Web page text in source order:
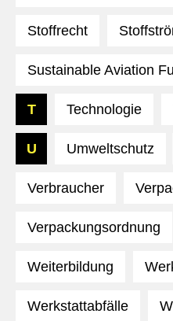
Stoffrecht
Sustainable Aviation
T Technologie
U Umweltschutz
Verbraucher
Verpackungsordnung
Weiterbildung
Werkstattabfälle